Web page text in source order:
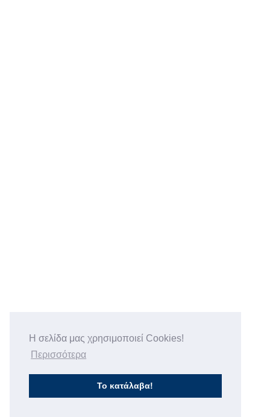
Η σελίδα μας χρησιμοποιεί Cookies!
Περισσότερα
Το κατάλαβα!